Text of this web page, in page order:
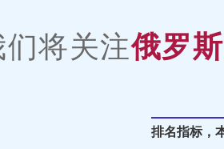
将关注俄罗
排名指标，